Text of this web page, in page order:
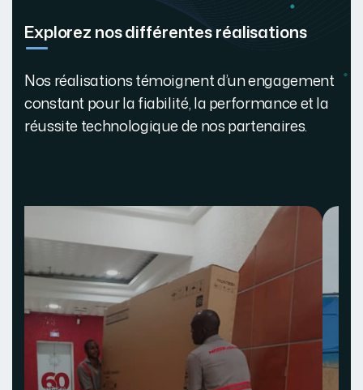
Explorez nos différentes réalisations
Nos réalisations témoignent d’un engagement
constant pour la fiabilité, la performance et la
réussite technologique de nos partenaires.